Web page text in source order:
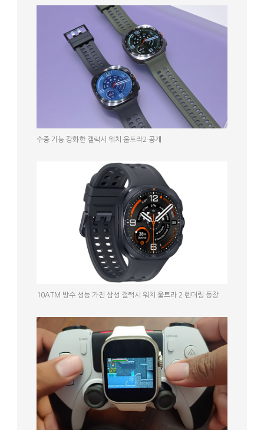
수중 기능 강화한 갤럭시 워치 울트라2 공개
10ATM 방수 성능 가진 삼성 갤럭시 워치 울트라 2 렌더링 등장